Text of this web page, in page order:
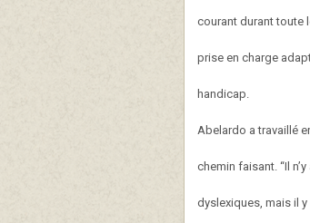
courant durant toute
prise en charge
handicap.
Abelardo a travaillé
chemin faisant. “Il
dyslexiques, mais il